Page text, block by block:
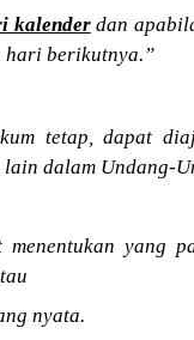
kalenderdan
hari berikutnya.”
tetap, dapat
dalam Undang-
yang
nyata.